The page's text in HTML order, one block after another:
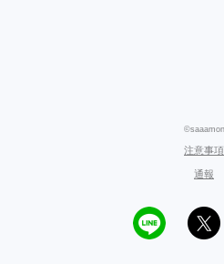
©saaamon
注意事項
通報